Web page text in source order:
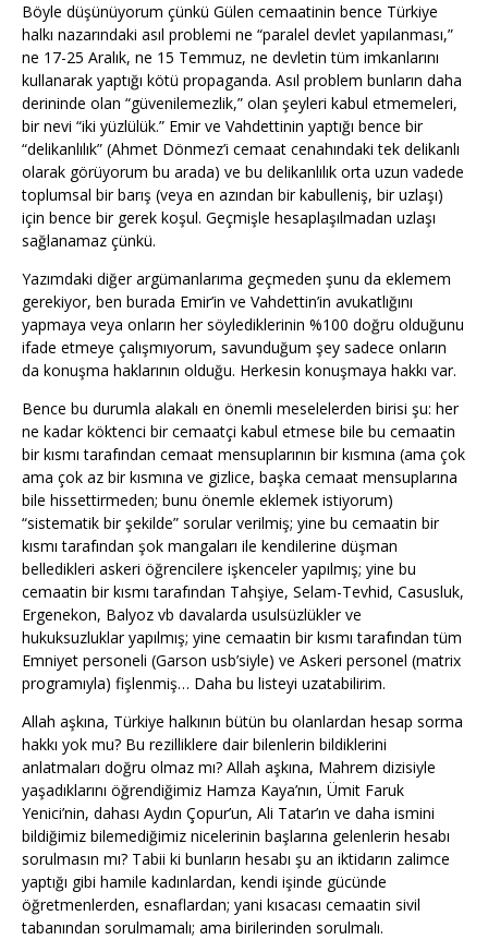
Böyle düşünüyorum çünkü Gülen cemaatinin bence Türkiye
halkı nazarındaki asıl problemi ne “paralel devlet yapılanması,”
ne 17-25 Aralık, ne 15 Temmuz, ne devletin tüm imkanlarını
kullanarak yaptığı kötü propaganda. Asıl problem bunların daha
derininde olan “güvenilemezlik,” olan şeyleri kabul etmemeleri,
bir nevi “iki yüzlülük.” Emir ve Vahdettinin yaptığı bence bir
“delikanlılık” (Ahmet Dönmez’i cemaat cenahındaki tek delikanlı
olarak görüyorum bu arada) ve bu delikanlılık orta uzun vadede
toplumsal bir barış (veya en azından bir kabulleniş, bir uzlaşı)
için bence bir gerek koşul. Geçmişle hesaplaşılmadan uzlaşı
sağlanamaz çünkü.
Yazımdaki diğer argümanlarıma geçmeden şunu da eklemem
gerekiyor, ben burada Emir’in ve Vahdettin’in avukatlığını
yapmaya veya onların her söylediklerinin %100 doğru olduğunu
ifade etmeye çalışmıyorum, savunduğum şey sadece onların
da konuşma haklarının olduğu. Herkesin konuşmaya hakkı var.
Bence bu durumla alakalı en önemli meselelerden birisi şu: her
ne kadar köktenci bir cemaatçi kabul etmese bile bu cemaatin
bir kısmı tarafından cemaat mensuplarının bir kısmına (ama çok
ama çok az bir kısmına ve gizlice, başka cemaat mensuplarına
bile hissettirmeden; bunu önemle eklemek istiyorum)
“sistematik bir şekilde” sorular verilmiş; yine bu cemaatin bir
kısmı tarafından şok mangaları ile kendilerine düşman
belledikleri askeri öğrencilere işkenceler yapılmış; yine bu
cemaatin bir kısmı tarafından Tahşiye, Selam-Tevhid, Casusluk,
Ergenekon, Balyoz vb davalarda usulsüzlükler ve
hukuksuzluklar yapılmış; yine cemaatin bir kısmı tarafından tüm
Emniyet personeli (Garson usb’siyle) ve Askeri personel (matrix
programıyla) fişlenmiş… Daha bu listeyi uzatabilirim.
Allah aşkına, Türkiye halkının bütün bu olanlardan hesap sorma
hakkı yok mu? Bu rezilliklere dair bilenlerin bildiklerini
anlatmaları doğru olmaz mı? Allah aşkına, Mahrem dizisiyle
yaşadıklarını öğrendiğimiz Hamza Kaya’nın, Ümit Faruk
Yenici’nin, dahası Aydın Çopur’un, Ali Tatar’ın ve daha ismini
bildiğimiz bilemediğimiz nicelerinin başlarına gelenlerin hesabı
sorulmasın mı? Tabii ki bunların hesabı şu an iktidarın zalimce
yaptığı gibi hamile kadınlardan, kendi işinde gücünde
öğretmenlerden, esnaflardan; yani kısacası cemaatin sivil
tabanından sorulmamalı; ama birilerinden sorulmalı.